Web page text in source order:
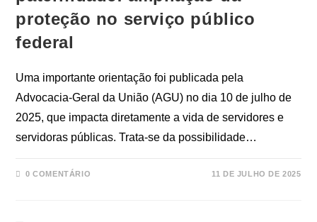
proteção no serviço público
federal
Uma importante orientação foi publicada pela
Advocacia-Geral da União (AGU) no dia 10 de julho de
2025, que impacta diretamente a vida de servidores e
servidoras públicas. Trata-se da possibilidade…
0 COMENTÁRIO 11 DE JULHO DE 2025